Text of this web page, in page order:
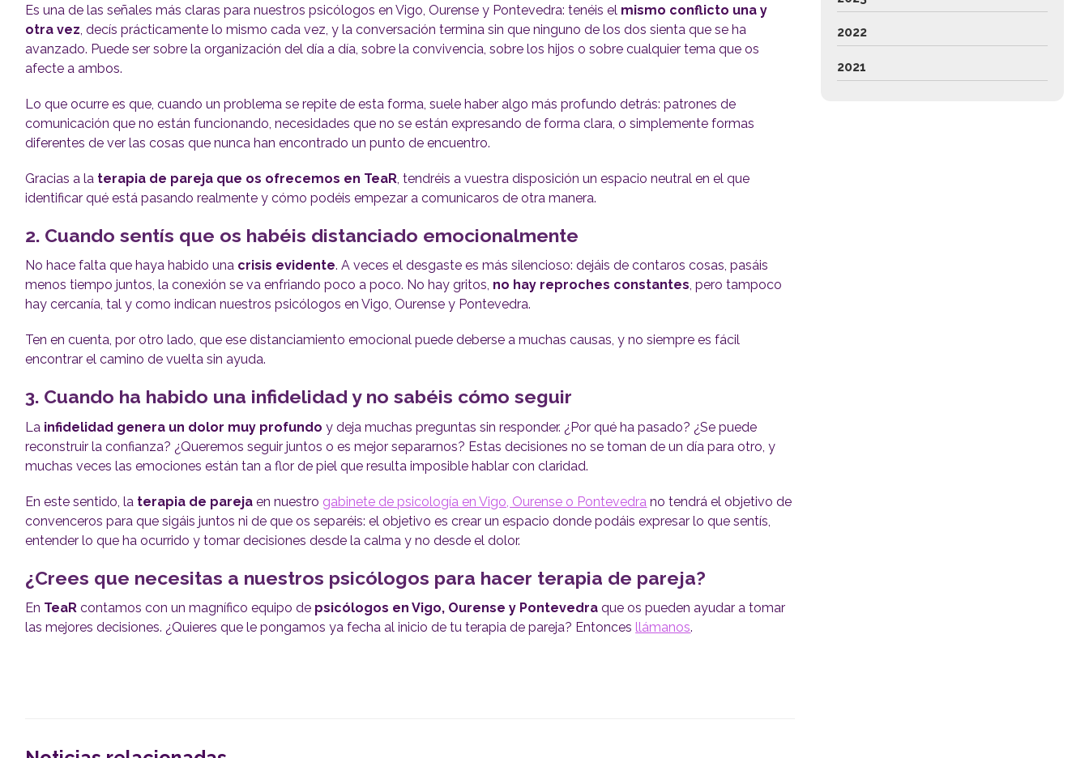
Es una de las señales más claras para nuestros psicólogos en Vigo, Ourense y Pontevedra: tenéis el mismo conflicto una y
otra vez , decís prácticamente lo mismo cada vez, y la conversación termina sin que ninguno de los dos sienta que se ha
avanzado. Puede ser sobre la organización del día a día, sobre la convivencia, sobre los hijos o sobre cualquier tema que os
afecte a ambos.
Lo que ocurre es que, cuando un problema se repite de esta forma, suele haber algo más profundo detrás: patrones de
comunicación que no están funcionando, necesidades que no se están expresando de forma clara, o simplemente formas
diferentes de ver las cosas que nunca han encontrado un punto de encuentro.
Gracias a la terapia de pareja que os ofrecemos en TeaR , tendréis a vuestra disposición un espacio neutral en el que
identificar qué está pasando realmente y cómo podéis empezar a comunicaros de otra manera.
2. Cuando sentís que os habéis distanciado emocionalmente
No hace falta que haya habido una crisis evidente. A veces el desgaste es más silencioso: dejáis de contaros cosas, pasáis
menos tiempo juntos, la conexión se va enfriando poco a poco. No hay gritos, no hay reproches constantes, pero tampoco
hay cercanía, tal y como indican nuestros psicólogos en Vigo, Ourense y Pontevedra.
Ten en cuenta, por otro lado, que ese distanciamiento emocional puede deberse a muchas causas, y no siempre es fácil
encontrar el camino de vuelta sin ayuda.
3. Cuando ha habido una infidelidad y no sabéis cómo seguir
La infidelidad genera un dolor muy profundo y deja muchas preguntas sin responder. ¿Por qué ha pasado? ¿Se puede
reconstruir la confianza? ¿Queremos seguir juntos o es mejor separarnos? Estas decisiones no se toman de un día para otro, y
muchas veces las emociones están tan a flor de piel que resulta imposible hablar con claridad.
En este sentido, la terapia de pareja en nuestro gabinete de psicología en Vigo, Ourense o Pontevedra no tendrá el objetivo de
convenceros para que sigáis juntos ni de que os separéis: el objetivo es crear un espacio donde podáis expresar lo que sentís,
entender lo que ha ocurrido y tomar decisiones desde la calma y no desde el dolor.
¿Crees que necesitas a nuestros psicólogos para hacer terapia de pareja?
En TeaR contamos con un magnífico equipo de psicólogos en Vigo, Ourense y Pontevedraque os pueden ayudar a tomar
las mejores decisiones. ¿Quieres que le pongamos ya fecha al inicio de tu terapia de pareja? Entoncesllámanos.
2022
2021